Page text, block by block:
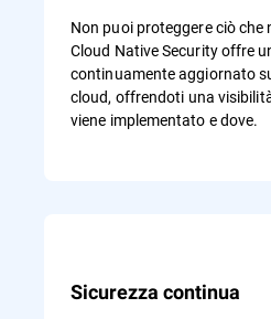
Non puoi proteggere ciò che
Cloud Native Security offre
continuamente aggiornato
cloud, offrendoti una
viene implementato e dove.
Sicurezza continua